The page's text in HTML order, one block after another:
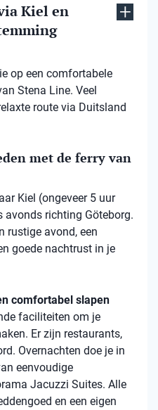
Kiel en
op een comfortabele
Stena Line. Veel
route via Duitsland
met de ferry van
Kiel (ongeveer 5 uur
avonds richting Göteborg.
rustige avond, een
goede nachtrust in je
comfortabel slapen
faciliteiten om je
Er zijn restaurants,
Overnachten doe je in
eenvoudige
Jacuzzi Suites. Alle
en een eigen